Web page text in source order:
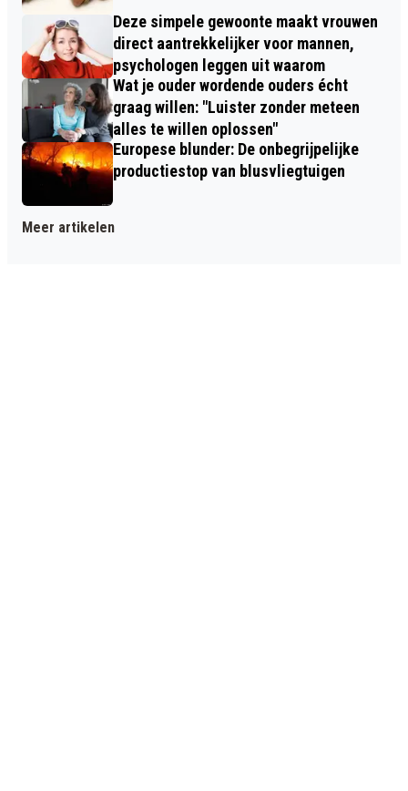
Deze simpele gewoonte maakt vrouwen
direct aantrekkelijker voor mannen,
psychologen leggen uit waarom
Wat je ouder wordende ouders écht
graag willen: "Luister zonder meteen
alles te willen oplossen"
Europese blunder: De onbegrijpelijke
productiestop van blusvliegtuigen
Meer artikelen